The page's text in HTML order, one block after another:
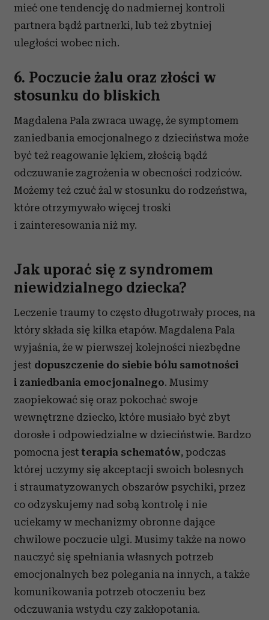
korzystasz z naszej witryny, udostępniamy partnerom
Partnerzy mogą połączyć te informacje z innymi danymi
otrzymanymi od Ciebie lub uzyskanymi podczas
mieć one tendencję do nadmiernej kontroli
partnera bądź partnerki, lub też zbytniej
uległości wobec nich.
6. Poczucie żalu oraz złości w
stosunku do bliskich
Magdalena Pala zwraca uwagę, że symptomem
zaniedbania emocjonalnego z dzieciństwa może
być też reagowanie lękiem, złością bądź
odczuwanie zagrożenia w obecności rodziców.
Możemy też czuć żal w stosunku do rodzeństwa,
które otrzymywało więcej troski
i zainteresowania niż my.
Jak uporać się z syndromem
niewidzialnego dziecka?
Leczenie traumy to często długotrwały proces, na
który składa się kilka etapów. Magdalena Pala
wyjaśnia, że w pierwszej kolejności niezbędne
jest dopuszczenie do siebie bólu samotności
i zaniedbania emocjonalnego. Musimy
zaopiekować się oraz pokochać swoje
wewnętrzne dziecko, które musiało być zbyt
dorosłe i odpowiedzialne w dzieciństwie. Bardzo
pomocna jestterapia schematów, podczas
której uczymy się akceptacji swoich bolesnych
i straumatyzowanych obszarów psychiki, przez
co odzyskujemy nad sobą kontrolę i nie
uciekamy w mechanizmy obronne dające
chwilowe poczucie ulgi. Musimy także na nowo
nauczyć się spełniania własnych potrzeb
emocjonalnych bez polegania na innych, a także
komunikowania potrzeb otoczeniu bez
odczuwania wstydu czy zakłopotania.